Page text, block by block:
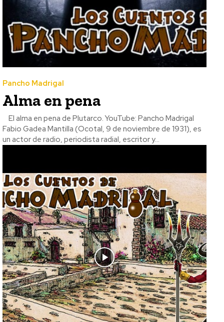
Pancho Madrigal
Alma en pena
Fabio Gadea Mantilla (Ocotal, 9 de noviembre de 1931), es
un actor de radio, periodista radial, escritor y...